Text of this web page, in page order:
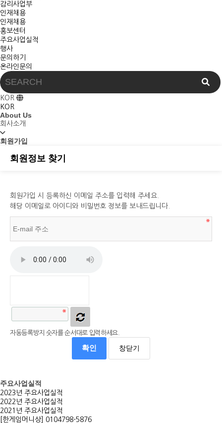
감리사업부
인재채용
인재채용
홍보센터
주요사업실적
행사
문의하기
온라인문의
KOR
KOR
About Us
회사소개
회원가입
회원정보 찾기
회원가입 시 등록하신 이메일 주소를 입력해 주세요.
해당 이메일로 아이디와 비밀번호 정보를 보내드립니다.
자동등록방지 숫자를 순서대로 입력하세요.
확인 창닫기
주요사업실적
2023년 주요사업실적
2022년 주요사업실적
2021년 주요사업실적
[한게임머니상] 0104798-5876
처음으로